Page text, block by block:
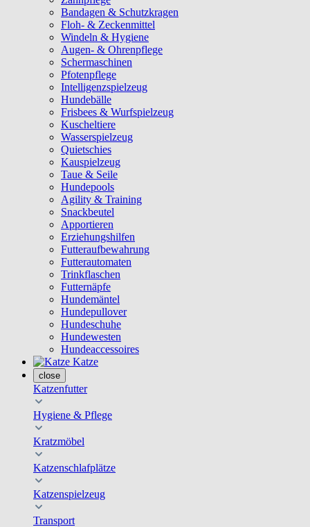
Bandagen & Schutzkragen
Floh- & Zeckenmittel
Windeln & Hygiene
Augen- & Ohrenpflege
Schermaschinen
Pfotenpflege
Intelligenzspielzeug
Hundebälle
Frisbees & Wurfspielzeug
Kuscheltiere
Wasserspielzeug
Quietschies
Kauspielzeug
Taue & Seile
Hundepools
Agility & Training
Snackbeutel
Apportieren
Erziehungshilfen
Futteraufbewahrung
Futterautomaten
Trinkflaschen
Futternäpfe
Hundemäntel
Hundepullover
Hundeschuhe
Hundewesten
Hundeaccessoires
Katze
close
Katzenfutter
Hygiene & Pflege
Kratzmöbel
Katzenschlafplätze
Katzenspielzeug
Transport